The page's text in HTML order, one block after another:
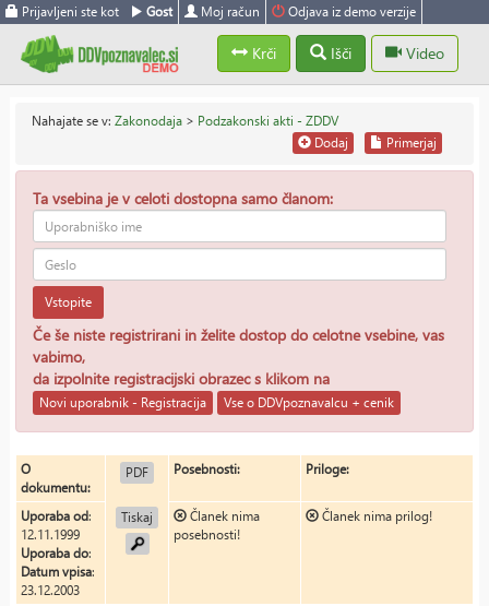
Prijavljeni ste kot Gost Moj račun Odjava iz demo verzije
Krči Išči Video
Nahajate se v: Zakonodaja > Podzakonski akti - ZDDV
Primerjaj
Dodaj
Ta vsebina je v celoti dostopna samo članom:
Vstopite
Če še niste registrirani in želite dostop do celotne vsebine, vas
vabimo,
da izpolnite registracijski obrazec s klikom na
Novi uporabnik - Registracija Vse o DDVpoznavalcu + cenik
O
dokumentu:
PDF
Tiskaj
Posebnosti: Priloge:
Uporaba od:
12.11.1999
Uporaba do:
Datum vpisa:
23.12.2003
Članek nima
posebnosti!
Članek nima prilog!